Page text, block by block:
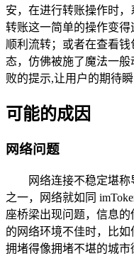
安，在进行转账操作时
转账这一简单的操作变
顺利流转；或者在查看
态，仿佛被施了魔法一
败的提示,让用户的期待瞬
可能的成因
网络问题
网络连接不稳定堪称
之一，网络就如同
座桥梁出现问题，信息
的网络环境不佳时，比
拥堵得像拥堵不堪的城市